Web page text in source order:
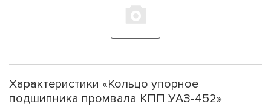
Характеристики «Кольцо упорное
подшипника промвала КПП УАЗ-452»